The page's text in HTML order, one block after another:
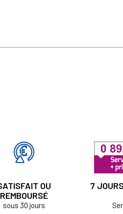
OU
REMBOURSÉ
sous 30 jours
7